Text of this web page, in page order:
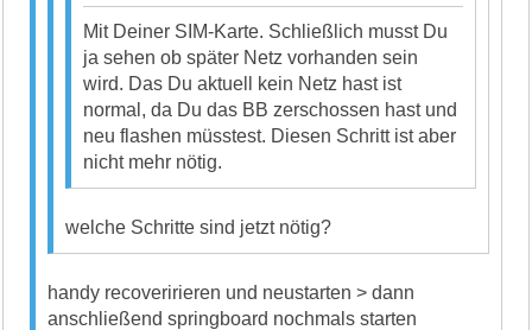
Mit Deiner SIM-Karte. Schließlich musst Du
ja sehen ob später Netz vorhanden sein
wird. Das Du aktuell kein Netz hast ist
normal, da Du das BB zerschossen hast und
neu flashen müsstest. Diesen Schritt ist aber
nicht mehr nötig.
welche Schritte sind jetzt nötig?
handy recoveririeren und neustarten > dann
anschließend springboard nochmals starten